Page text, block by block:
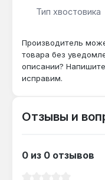
крепежом 41 мм и
Подходит ли
Да —
430 мм даёт
Можно ли
Тип хвостовика
Производитель
товара без
описании?
исправим.
Отзывы и
0 из 0 отзывов